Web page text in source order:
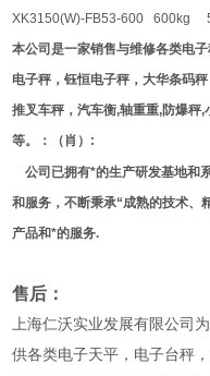
XK3150(W)-FB53-600
本公司是一家销售与维修各类电
电子秤，钰恒电子秤，大华条码
推叉车秤，汽车衡,轴重重,防爆秤
等。：（肖）:
公司已拥有*的生产研发基地和
和服务，不断秉承“成熟的技术、
产品和*的服务.
售后：
上海仁沃实业发展有限公司
供各类电子天平，电子台秤